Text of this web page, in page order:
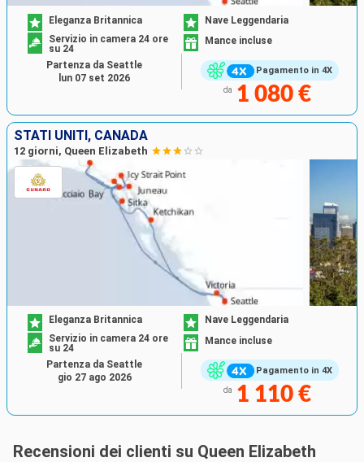
Pagamento in 4X
Eleganza Britannica
Nave Leggendaria
Servizio in camera 24 ore
su 24
Mance incluse
da 1 080 €
Partenza da Seattle
lun 07 set 2026
STATI UNITI, CANADA
12 giorni, Queen Elizabeth
Pagamento in 4X
Eleganza Britannica
Nave Leggendaria
Servizio in camera 24 ore
su 24
Mance incluse
da 1 110 €
Partenza da Seattle
gio 27 ago 2026
Recensioni dei clienti su Queen Elizabeth